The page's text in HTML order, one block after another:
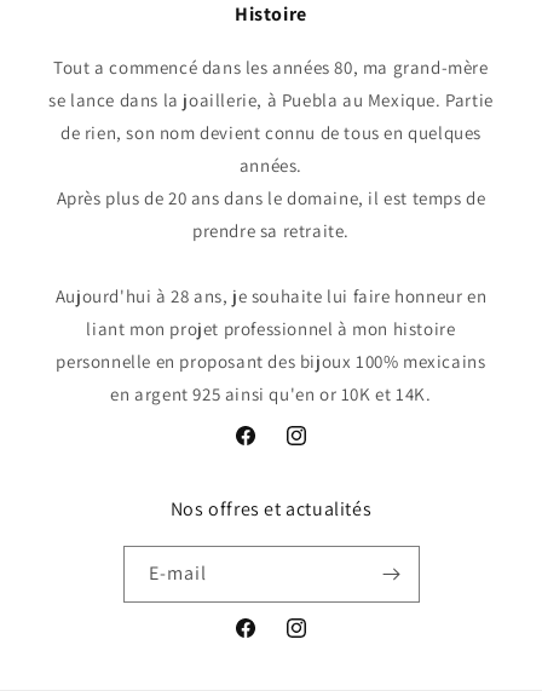
Histoire
Tout a commencé dans les années 80, ma grand-mère
se lance dans la joaillerie, à Puebla au Mexique. Partie
de rien, son nom devient connu de tous en quelques
années.
Après plus de 20 ans dans le domaine, il est temps de
prendre sa retraite.
Aujourd'hui à 28 ans, je souhaite lui faire honneur en
liant mon projet professionnel à mon histoire
personnelle en proposant des bijoux 100% mexicains
en argent 925 ainsi qu'en or 10K et 14K.
FacebookInstagram
Nos offres et actualités
E-mail
FacebookInstagram